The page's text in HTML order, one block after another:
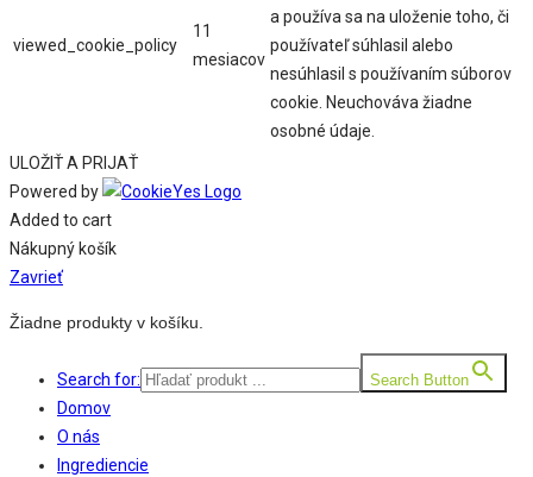
viewed_cookie_policy
11
mesiacov
a používa sa na uloženie toho, či
používateľ súhlasil alebo
nesúhlasil s používaním súborov
cookie. Neuchováva žiadne
osobné údaje.
ULOŽIŤ A PRIJAŤ
Powered by
Added to cart
Nákupný košík
Zavrieť
Žiadne produkty v košíku.
Search for: Search Button
Domov
O nás
Ingrediencie